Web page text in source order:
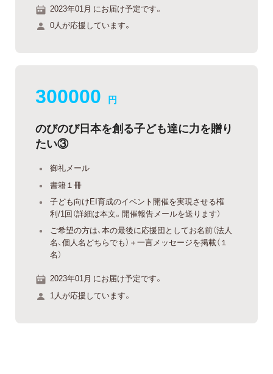
2023年01月 にお届け予定です。
0人が応援しています。
300000 円
のびのび日本を創る子ども達に力を贈り
たい③
御礼メール
書籍１冊
子ども向けEI育成のイベント開催を実現させる権
利/1回（詳細は本文。開催報告メールを送ります）
ご希望の方は、本の最後に応援団としてお名前（法人
名、個人名どちらでも）＋一言メッセージを掲載（１
名）
2023年01月 にお届け予定です。
1人が応援しています。